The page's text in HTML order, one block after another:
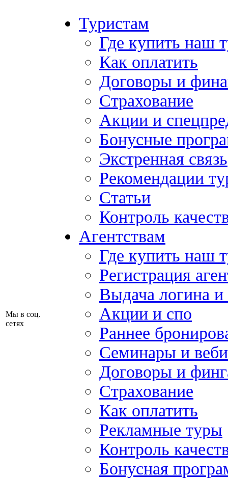
Мы в соц.
сетях
Туристам
Где купить наш
Как оплатить
Договоры и
Страхование
Акции и
Бонусные
Экстренная связь
Рекомендации
Статьи
Контроль
Агентствам
Где купить наш
Регистрация
Выдача логина и
Акции и спо
Раннее
Семинары и
Договоры и
Страхование
Как оплатить
Рекламные туры
Контроль
Бонусная